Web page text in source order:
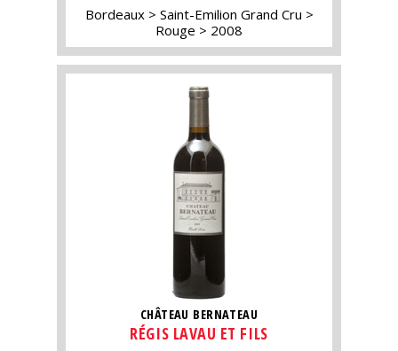
Bordeaux
Saint-Emilion Grand Cru
Rouge
2008
CHÂTEAU BERNATEAU
RÉGIS LAVAU ET FILS